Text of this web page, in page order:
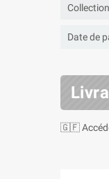
Collection
Date de
🇬🇫